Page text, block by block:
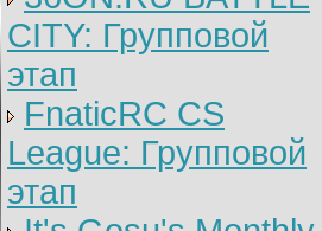
CITY: Групповой
этап
FnaticRC CS
League: Групповой
этап